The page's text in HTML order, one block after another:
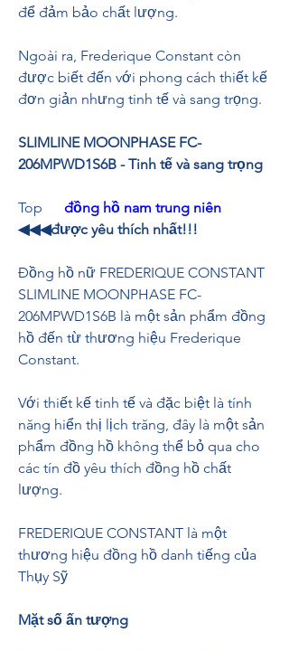
để đảm bảo chất lượng.
Ngoài ra, Frederique Constant còn
được biết đến với phong cách thiết kế
đơn giản nhưng tinh tế và sang trọng.
SLIMLINE MOONPHASE FC-
206MPWD1S6B - Tinh tế và sang trọng
Top đồng hồ nam trung niên
◀◀◀được yêu thích nhất!!!
Đồng hồ nữ FREDERIQUE CONSTANT
SLIMLINE MOONPHASE FC-
206MPWD1S6B là một sản phẩm đồng
hồ đến từ thương hiệu Frederique
Constant.
Với thiết kế tinh tế và đặc biệt là tính
năng hiển thị lịch trăng, đây là một sản
phẩm đồng hồ không thể bỏ qua cho
các tín đồ yêu thích đồng hồ chất
lượng.
FREDERIQUE CONSTANT là một
thương hiệu đồng hồ danh tiếng của
Thụy Sỹ
Mặt số ấn tượng